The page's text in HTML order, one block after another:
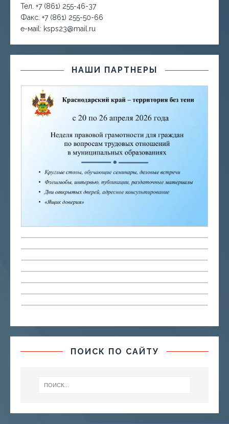
Тел. +7 (861) 255-46-37
Факс. +7 (861) 255-50-66
е-маil: ksps23@mail.ru
НАШИ ПАРТНЕРЫ
ПОИСК ПО САЙТУ